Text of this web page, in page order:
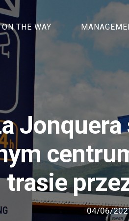
ON THE WAY
trasie
04/06/